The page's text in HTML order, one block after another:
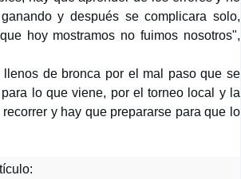
y después se complicara solo,
hoy mostramos no fuimos nosotros",
de bronca por el mal paso que se
lo que viene, por el torneo local y la
y hay que prepararse para que lo